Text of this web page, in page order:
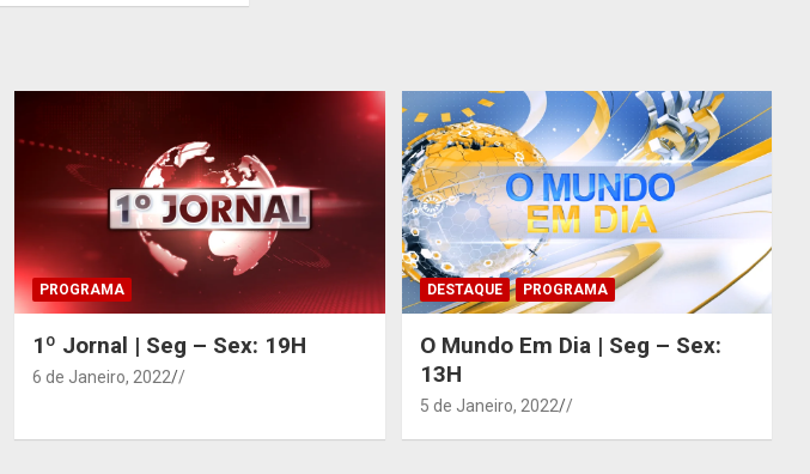
PROGRAMA
1º Jornal | Seg – Sex: 19H
6 de Janeiro, 2022 /
DESTAQUE PROGRAMA
O Mundo Em Dia | Seg – Sex:
13H
5 de Janeiro, 2022 /